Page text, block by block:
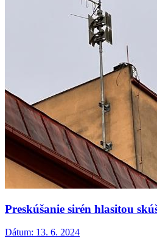
Preskúšanie sirén hlasitou
Dátum: 13. 6. 2024